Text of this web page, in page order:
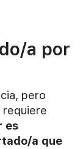
a por
pero
requiere
es
a que